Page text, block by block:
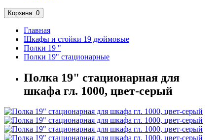
Корзина: 0
Главная
Шкафы и стойки 19 дюймовые
Полки 19 "
Полки 19" стационарные
Полка 19" стационарная для
шкафа гл. 1000, цвет-серый